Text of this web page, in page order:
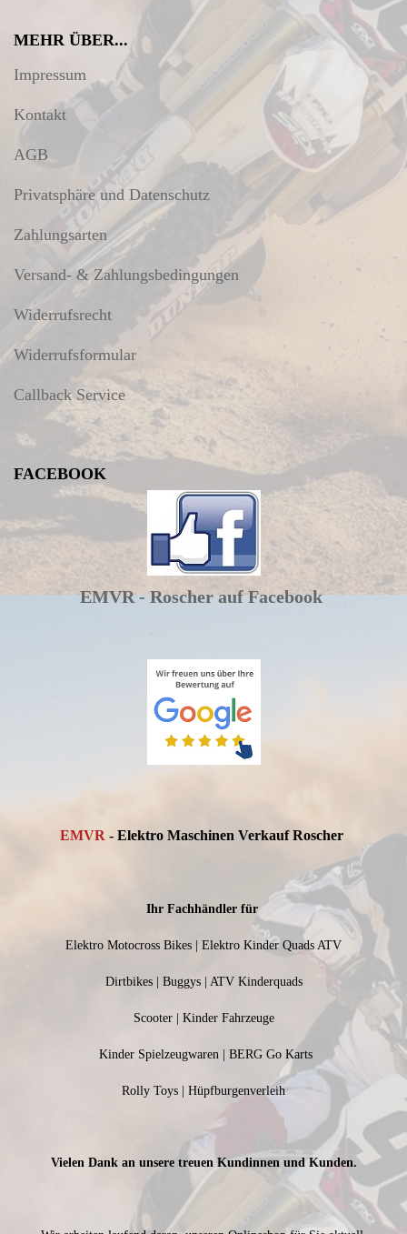
MEHR ÜBER...
Impressum
Kontakt
AGB
Privatsphäre und Datenschutz
Zahlungsarten
Versand- & Zahlungsbedingungen
Widerrufsrecht
Widerrufsformular
Callback Service
FACEBOOK
EMVR - Roscher auf Facebook
EMVR - Elektro Maschinen Verkauf Roscher
Ihr Fachhändler für
Elektro Motocross Bikes | Elektro Kinder Quads ATV
Dirtbikes | Buggys | ATV Kinderquads
Scooter | Kinder Fahrzeuge
Kinder Spielzeugwaren | BERG Go Karts
Rolly Toys | Hüpfburgenverleih
Vielen Dank an unsere treuen Kundinnen und Kunden.